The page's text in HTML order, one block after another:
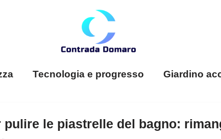
Tecnologia e progresso Giardino
le piastrelle del bagno: